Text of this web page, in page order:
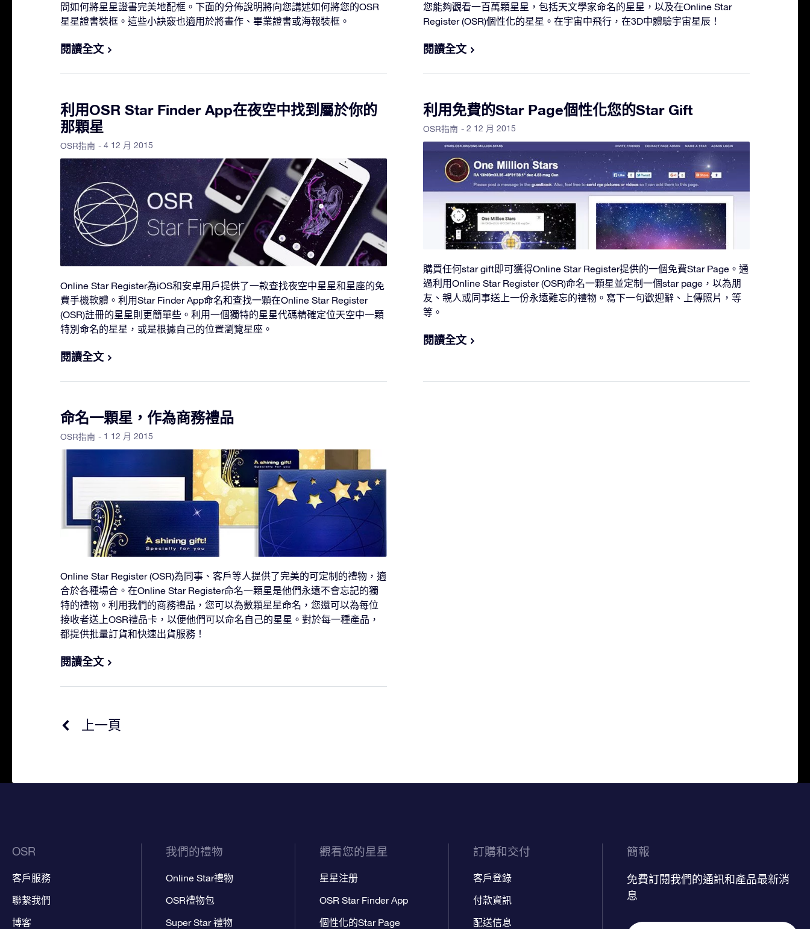
問如何將星星證書完美地配框。下面的分佈說明將向您講述如何將您的OSR
星星證書裝框。這些小訣竅也適用於將畫作、畢業證書或海報裝框。
閱讀全文
您能夠觀看一百萬顆星星，包括天文學家命名的星星，以及在Online Star
Register (OSR)個性化的星星。在宇宙中飛行，在3D中體驗宇宙星辰！
閱讀全文
利用OSR Star Finder App在夜空中找到屬於你的
那顆星
OSR指南 - 4 12 月 2015
Online Star Register為iOS和安卓用戶提供了一款查找夜空中星星和星座的免
費手機軟體。利用Star Finder App命名和查找一顆在Online Star Register
(OSR)註冊的星星則更簡單些。利用一個獨特的星星代碼精確定位天空中一顆
特別命名的星星，或是根據自己的位置瀏覽星座。
閱讀全文
利用免費的Star Page個性化您的Star Gift
OSR指南 - 2 12 月 2015
購買任何star gift即可獲得Online Star Register提供的一個免費Star Page。通
過利用Online Star Register (OSR)命名一顆星並定制一個star page，以為朋
友、親人或同事送上一份永遠難忘的禮物。寫下一句歡迎辭、上傳照片，等
等。
閱讀全文
命名一顆星，作為商務禮品
OSR指南 - 1 12 月 2015
Online Star Register (OSR)為同事、客戶等人提供了完美的可定制的禮物，適
合於各種場合。在Online Star Register命名一顆星是他們永遠不會忘記的獨
特的禮物。利用我們的商務禮品，您可以為數顆星星命名，您還可以為每位
接收者送上OSR禮品卡，以便他們可以命名自己的星星。對於每一種產品，
都提供批量訂貨和快速出貨服務！
閱讀全文
上一頁
OSR
客戶服務
聯繫我們
博客
我們的禮物
Online Star禮物
OSR禮物包
Super Star 禮物
觀看您的星星
星星注册
OSR Star Finder App
個性化的Star Page
訂購和交付
客戶登錄
付款資訊
配送信息
簡報
免費訂閱我們的通訊和產品最新消
息